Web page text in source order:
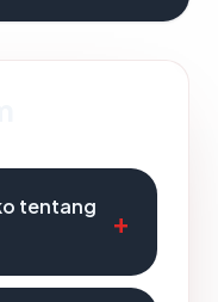
tentang